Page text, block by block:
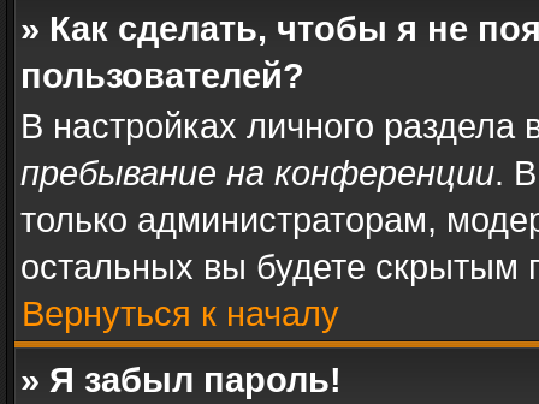
» Как сделать, чтобы я не
пользователей?
В настройках личного
пребывание на конференции.
только администраторам,
остальных вы будете скрытым
Вернуться к началу
» Я забыл пароль!